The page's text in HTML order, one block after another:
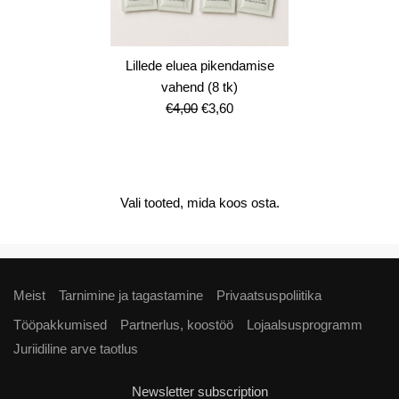
Lillede eluea pikendamise
vahend (8 tk)
€4,00 Algne
€3,60Current
Vali tooted, mida koos osta.
Meist Tarnimine ja tagastamine
Privaatsuspoliitika
Tööpakkumised
Partnerlus, koostöö
Lojaalsusprogramm
Juriidiline arve taotlus
Newsletter subscription